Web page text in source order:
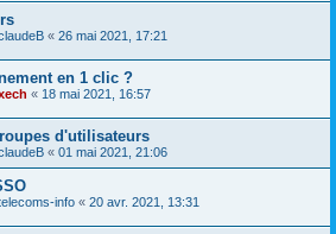
« 26 mai 2021, 17:21
en 1 clic ?
« 18 mai 2021, 16:57
d'utilisateurs
« 01 mai 2021, 21:06
info « 20 avr. 2021, 13:31